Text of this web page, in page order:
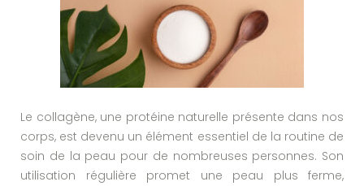
Le collagène, une protéine naturelle présente dans nos
corps, est devenu un élément essentiel de la routine de
soin de la peau pour de nombreuses personnes. Son
utilisation régulière promet une peau plus ferme,